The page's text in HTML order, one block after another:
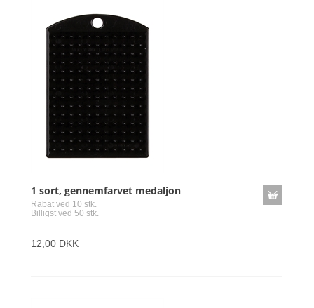
1 sort, gennemfarvet medaljon
Rabat ved 10 stk.
Billigst ved 50 stk.
12,00 DKK